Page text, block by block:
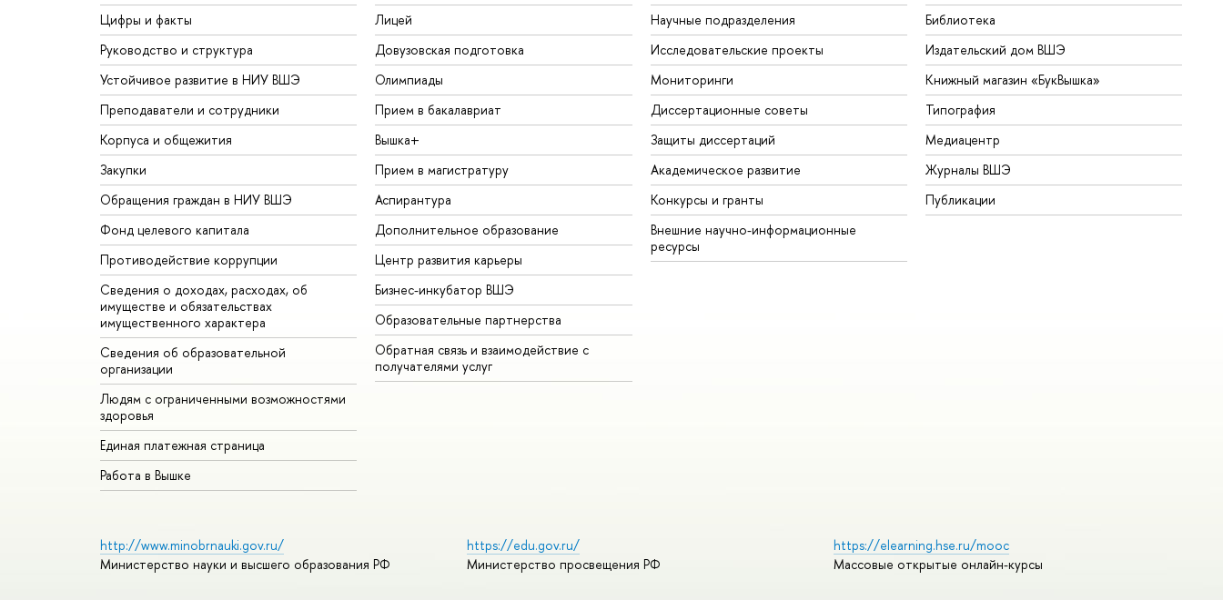
Цифры и факты
Руководство и структура
Устойчивое развитие в НИУ ВШЭ
Преподаватели и сотрудники
Корпуса и общежития
Закупки
Обращения граждан в НИУ ВШЭ
Фонд целевого капитала
Противодействие коррупции
Сведения о доходах, расходах, об
имуществе и обязательствах
имущественного характера
Сведения об образовательной
организации
Людям с ограниченными возможностями
здоровья
Единая платежная страница
Работа в Вышке
Лицей
Довузовская подготовка
Олимпиады
Прием в бакалавриат
Вышка+
Прием в магистратуру
Аспирантура
Дополнительное образование
Центр развития карьеры
Бизнес-инкубатор ВШЭ
Образовательные партнерства
Обратная связь и взаимодействие с
получателями услуг
Научные подразделения
Исследовательские проекты
Мониторинги
Диссертационные советы
Защиты диссертаций
Академическое развитие
Конкурсы и гранты
Внешние научно-информационные
ресурсы
Библиотека
Издательский дом ВШЭ
Книжный магазин «БукВышка»
Типография
Медиацентр
Журналы ВШЭ
Публикации
http://www.minobrnauki.gov.ru/
Министерство науки и высшего образования РФ
https://edu.gov.ru/
Министерство просвещения РФ
https://elearning.hse.ru/mooc
Массовые открытые онлайн-курсы